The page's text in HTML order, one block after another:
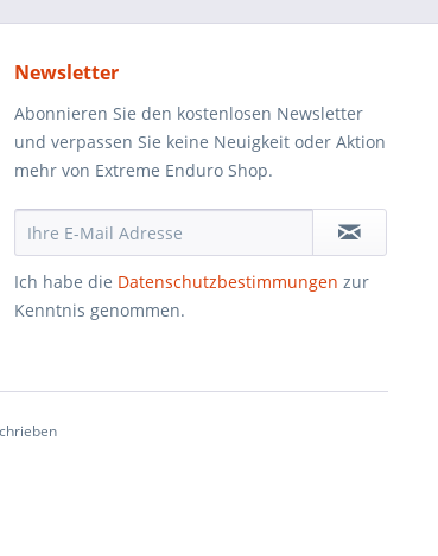
Newsletter
Abonnieren Sie den kostenlosen Newsletter
und verpassen Sie keine Neuigkeit oder Aktion
mehr von Extreme Enduro Shop.
Ich habe die Datenschutzbestimmungen zur
Kenntnis genommen.